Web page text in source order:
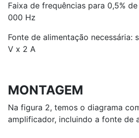
Faixa de frequências para 0,5%
000 Hz
Fonte de alimentação necessária:
V x 2 A
MONTAGEM
Na figura 2, temos o diagrama
amplificador, incluindo a fonte de